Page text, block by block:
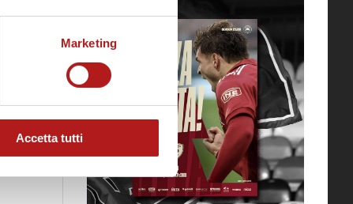
Marketing
Accetta tutti